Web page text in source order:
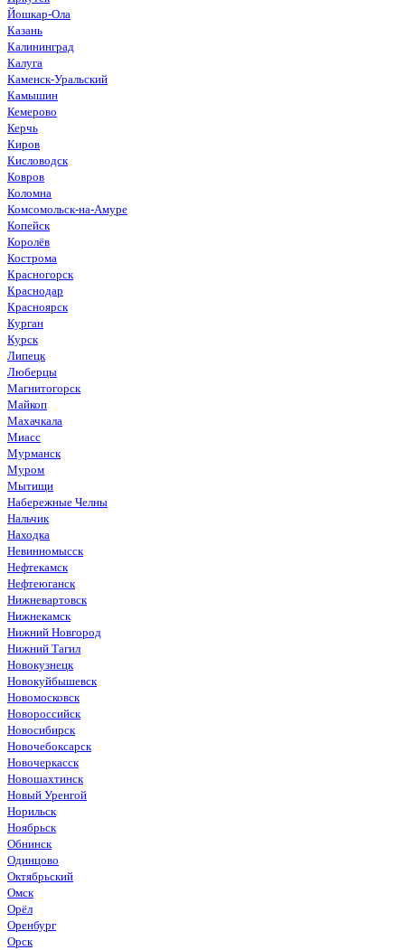
Йошкар-Ола
Казань
Калининград
Калуга
Каменск-Уральский
Камышин
Кемерово
Керчь
Киров
Кисловодск
Ковров
Коломна
Комсомольск-на-Амуре
Копейск
Королёв
Кострома
Красногорск
Краснодар
Красноярск
Курган
Курск
Липецк
Люберцы
Магнитогорск
Майкоп
Махачкала
Миасс
Мурманск
Муром
Мытищи
Набережные Челны
Нальчик
Находка
Невинномысск
Нефтекамск
Нефтеюганск
Нижневартовск
Нижнекамск
Нижний Новгород
Нижний Тагил
Новокузнецк
Новокуйбышевск
Новомосковск
Новороссийск
Новосибирск
Новочебоксарск
Новочеркасск
Новошахтинск
Новый Уренгой
Норильск
Ноябрьск
Обнинск
Одинцово
Октябрьский
Омск
Орёл
Оренбург
Орск